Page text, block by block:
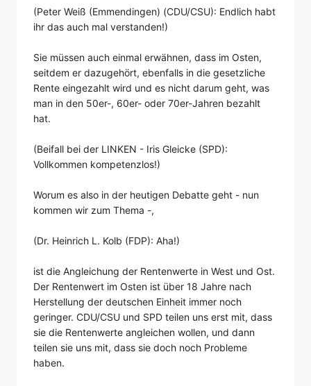
(Peter Weiß (Emmendingen) (CDU/CSU): Endlich habt
ihr das auch mal verstanden!)
Sie müssen auch einmal erwähnen, dass im Osten,
seitdem er dazugehört, ebenfalls in die gesetzliche
Rente eingezahlt wird und es nicht darum geht, was
man in den 50er-, 60er- oder 70er-Jahren bezahlt
hat.
(Beifall bei der LINKEN - Iris Gleicke (SPD):
Vollkommen kompetenzlos!)
Worum es also in der heutigen Debatte geht - nun
kommen wir zum Thema -,
(Dr. Heinrich L. Kolb (FDP): Aha!)
ist die Angleichung der Rentenwerte in West und Ost.
Der Rentenwert im Osten ist über 18 Jahre nach
Herstellung der deutschen Einheit immer noch
geringer. CDU/CSU und SPD teilen uns erst mit, dass
sie die Rentenwerte angleichen wollen, und dann
teilen sie uns mit, dass sie doch noch Probleme
haben.